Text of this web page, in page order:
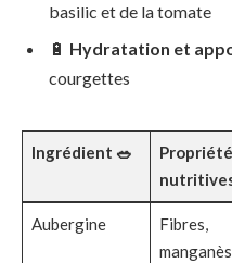
basilic et de la tomate
🔋 Hydratation et
courgettes
Ingrédient 🥗
Aubergine
Fibres,